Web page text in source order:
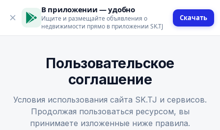
В приложении — удобно
Ищите и размещайте объявления о
недвижимости прямо в приложении SK.TJ
Скачать
Пользовательское
соглашение
Условия использования сайта SK.TJ и сервисов.
Продолжая пользоваться ресурсом, вы
принимаете изложенные ниже правила.